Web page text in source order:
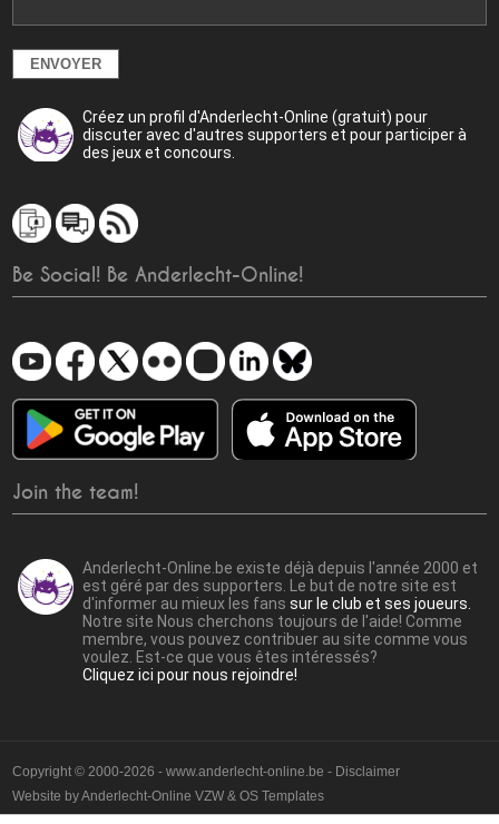
Créez un profil d'Anderlecht-Online (gratuit) pour
discuter avec d'autres supporters et pour participer à
des jeux et concours.
Be Social! Be Anderlecht-Online!
Join the team!
Anderlecht-Online.be existe déjà depuis l'année 2000 et
est géré par des supporters. Le but de notre site est
d'informer au mieux les fanssur le club et ses joueurs.
Notre site Nous cherchons toujours de l'aide! Comme
membre, vous pouvez contribuer au site comme vous
voulez. Est-ce que vous êtes intéressés?
Cliquez ici pour nous rejoindre!
Copyright © 2000-2026 - www.anderlecht-online.be - Disclaimer
Website byAnderlecht-Online VZW &OS Templates